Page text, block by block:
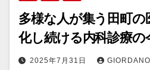
多様な人が集う田町
化し続ける内科診療の
2025年7月31日 GIORDANO